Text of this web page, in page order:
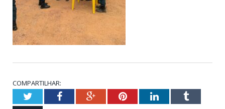
COMPARTILHAR:
TwitterFacebookGoogle+PinterestLinkedInTumblr